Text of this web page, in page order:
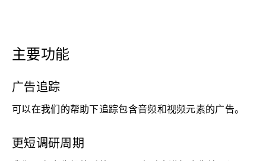
主要功能
广告追踪
可以在我们的帮助下追踪包含音频和视频元素的广告。
更短调研周期